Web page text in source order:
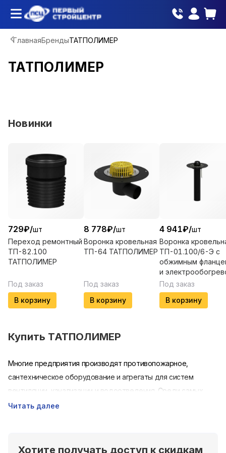
ГлавнаяБрендыТАТПОЛИМЕР
ТАТПОЛИМЕР
Новинки
729₽/шт
Переход ремонтный
ТП-82.100
ТАТПОЛИМЕР
Под заказ
В корзину
8 778₽/шт
Воронка кровельная
ТП-64 ТАТПОЛИМЕР
Под заказ
В корзину
4 941₽/шт
Воронка
ТП-01.100/6-Э с
обжимным
и
Под заказ
В корзину
Купить ТАТПОЛИМЕР
Многие предприятия производят противопожарное,
сантехническое оборудование и агрегаты для систем
вентиляции, канализации и водоотведения. Среди самых
известных производственных объединений
арматуру и многое другое. На данный момент предприятие
Читать далее
Хотите получать доступ к скидкам